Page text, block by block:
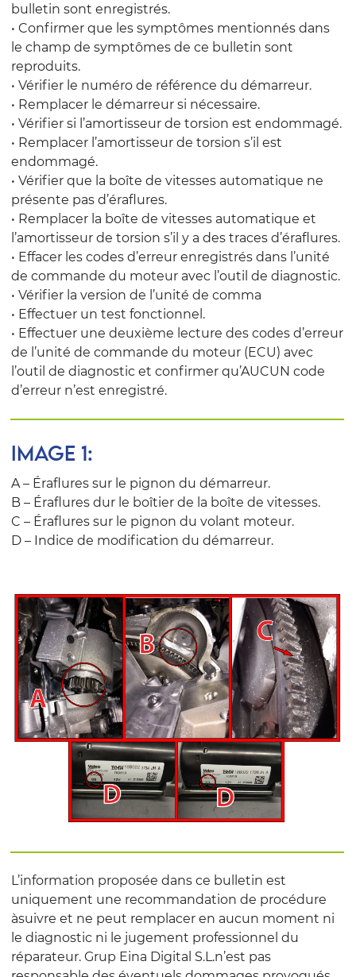
bulletin sont enregistrés.
• Confirmer que les symptômes mentionnés dans
le champ de symptômes de ce bulletin sont
reproduits.
• Vérifier le numéro de référence du démarreur.
• Remplacer le démarreur si nécessaire.
• Vérifier si l’amortisseur de torsion est endommagé.
• Remplacer l’amortisseur de torsion s’il est
endommagé.
• Vérifier que la boîte de vitesses automatique ne
présente pas d’éraflures.
• Remplacer la boîte de vitesses automatique et
l’amortisseur de torsion s’il y a des traces d’éraflures.
• Effacer les codes d’erreur enregistrés dans l’unité
de commande du moteur avec l’outil de diagnostic.
• Vérifier la version de l’unité de comma
• Effectuer un test fonctionnel.
• Effectuer une deuxième lecture des codes d’erreur
de l’unité de commande du moteur (ECU) avec
l’outil de diagnostic et confirmer qu’AUCUN code
d’erreur n’est enregistré.
IMAGE 1:
A – Éraflures sur le pignon du démarreur.
B – Éraflures dur le boîtier de la boîte de vitesses.
C – Éraflures sur le pignon du volant moteur.
D – Indice de modification du démarreur.
L’information proposée dans ce bulletin est
uniquement une recommandation de procédure
àsuivre et ne peut remplacer en aucun moment ni
le diagnostic ni le jugement professionnel du
réparateur. Grup Eina Digital S.L.n’est pas